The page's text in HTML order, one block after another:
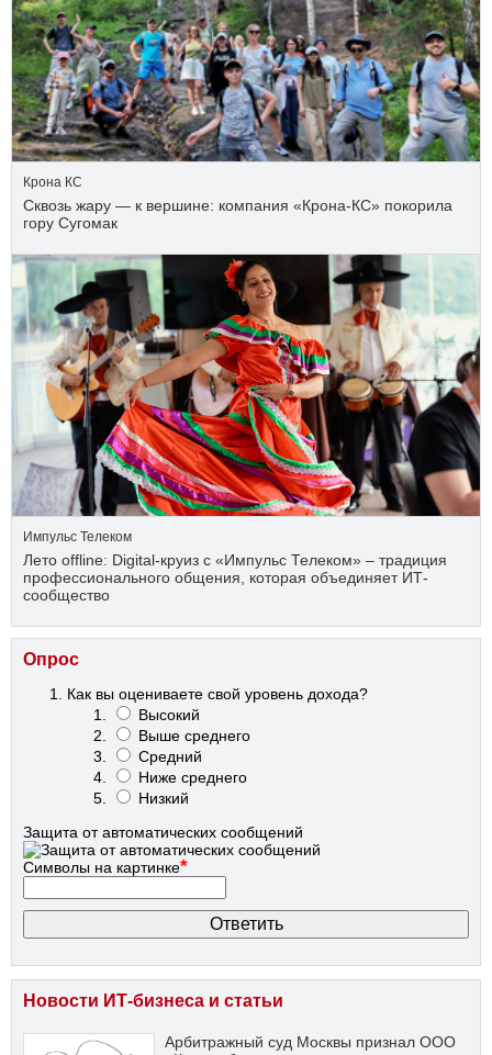
Крона КС
Сквозь жару — к вершине: компания «Крона‑КС» покорила
гору Сугомак
Импульс Телеком
Лето offline: Digital-круиз с «Импульс Телеком» – традиция
профессионального общения, которая объединяет ИТ-
сообщество
Опрос
Как вы оцениваете свой уровень дохода?
Высокий
Выше среднего
Средний
Ниже среднего
Низкий
Защита от автоматических сообщений
Символы на картинке*
Новости ИТ-бизнеса и статьи
Арбитражный суд Москвы признал ООО